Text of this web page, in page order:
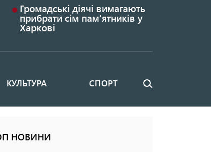
Громадські діячі вимагають
прибрати сім пам'ятників у
Харкові
КУЛЬТУРА СПОРТ Пошук
НОВИНИ